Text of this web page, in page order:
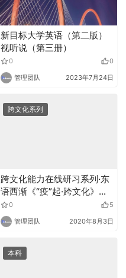
新目标大学英语（第二版）
视听说（第三册）
0 0
管理团队 2023年7月24日
跨文化系列
跨文化能力在线研习系列·东
语西渐《“疫”起·跨文化》第
四期
0 5
管理团队 2020年8月3日
本科